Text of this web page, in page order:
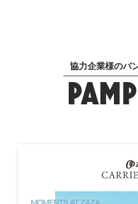
協力企業様のパ